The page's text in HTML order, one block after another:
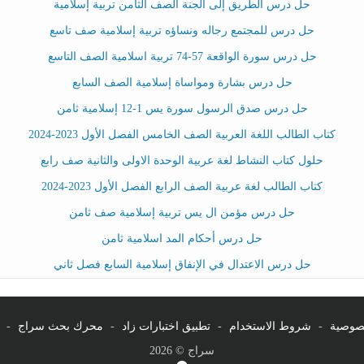
حل درس الطريق إلى الجنة الصف الثامن تربية إسلامية
حل درس للمجتمع رجاله ونساؤه تربية إسلامية صف تاسع
حل درس سورة الواقعة 57-74 تربية اسلامية الصف التاسع
حل درس بشارة ومواساة إسلامية الصف السابع
حل درس صدق الرسول سورة يس 1-12 إسلامية ثامن
كتاب الطالب اللغة العربية الصف الخامس الفصل الأول 2023-2024
حلول كتاب النشاط لغة عربية الوحدة الاولى والثانية صف رابع
كتاب الطالب لغة عربية الصف الرابع الفصل الأول 2023-2024
حل درس مؤمن ال يس تربية إسلامية صف ثامن
حل درس أحكام المد اسلامية ثامن
حل درس الاعتدال في الإنفاق إسلامية السابع فصل ثاني
- شروط الاستخدام - تطبيق اختبارات زاد - محرك بحث سراج -
سراج © 2026